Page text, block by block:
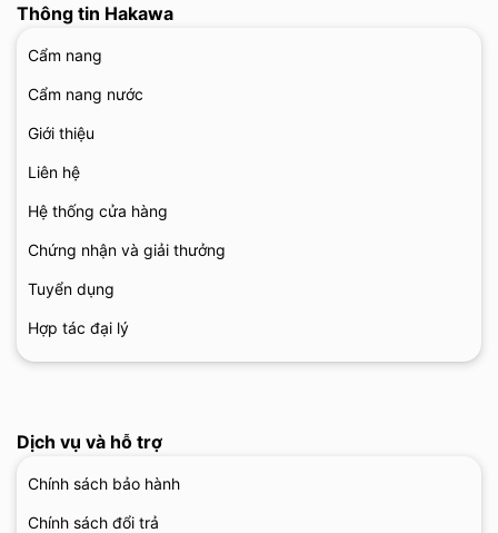
Thông tin Hakawa
Cẩm nang
Cẩm nang nước
Giới thiệu
Liên hệ
Hệ thống cửa hàng
Chứng nhận và giải thưởng
Tuyển dụng
Hợp tác đại lý
Dịch vụ và hỗ trợ
Chính sách bảo hành
Chính sách đổi trả